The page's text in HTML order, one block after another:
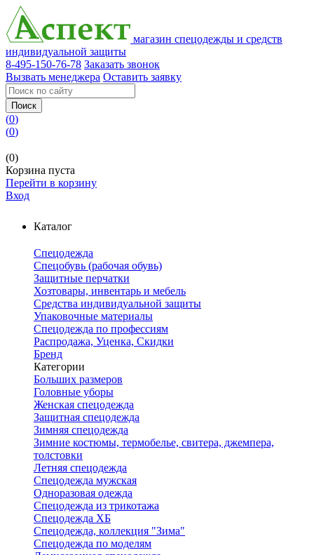
магазин спецодежды и средств
индивидуальной защиты
8-495-150-76-78 Заказать звонок
Вызвать менеджера Оставить заявку
Поиск
(0)
(0)
(0)
Корзина пуста
Перейти в корзину
Вход
Каталог
Спецодежда
Спецобувь (рабочая обувь)
Защитные перчатки
Хозтовары, инвентарь и мебель
Средства индивидуальной защиты
Упаковочные материалы
Спецодежда по профессиям
Распродажа, Уценка, Скидки
Бренд
Категории
Больших размеров
Головные уборы
Женская спецодежда
Защитная спецодежда
Зимняя спецодежда
Зимние костюмы, термобелье, свитера, джемпера,
толстовки
Летняя спецодежда
Спецодежда мужская
Одноразовая одежда
Спецодежда из трикотажа
Спецодежда ХБ
Спецодежда, коллекция "Зима"
Спецодежда по моделям